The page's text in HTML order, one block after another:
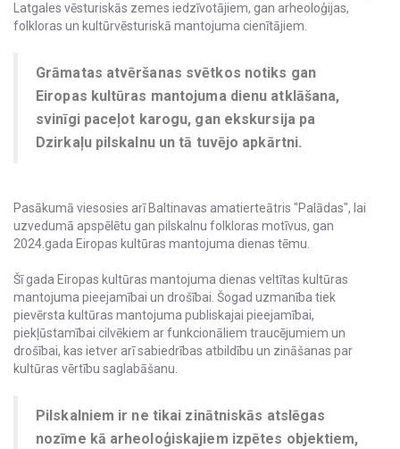
Latgales vēsturiskās zemes iedzīvotājiem, gan arheoloģijas,
folkloras un kultūrvēsturiskā mantojuma cienītājiem.
Grāmatas atvēršanas svētkos notiks gan
Eiropas kultūras mantojuma dienu atklāšana,
svinīgi paceļot karogu, gan ekskursija pa
Dzirkaļu pilskalnu un tā tuvējo apkārtni.
Pasākumā viesosies arī Baltinavas amatierteātris "Palādas", lai
uzvedumā apspēlētu gan pilskalnu folkloras motīvus, gan
2024.gada Eiropas kultūras mantojuma dienas tēmu.
Šī gada Eiropas kultūras mantojuma dienas veltītas kultūras
mantojuma pieejamībai un drošībai. Šogad uzmanība tiek
pievērsta kultūras mantojuma publiskajai pieejamībai,
piekļūstamībai cilvēkiem ar funkcionāliem traucējumiem un
drošībai, kas ietver arī sabiedrības atbildību un zināšanas par
kultūras vērtību saglabāšanu.
Pilskalniem ir ne tikai zinātniskās atslēgas
nozīme kā arheoloģiskajiem izpētes objektiem,